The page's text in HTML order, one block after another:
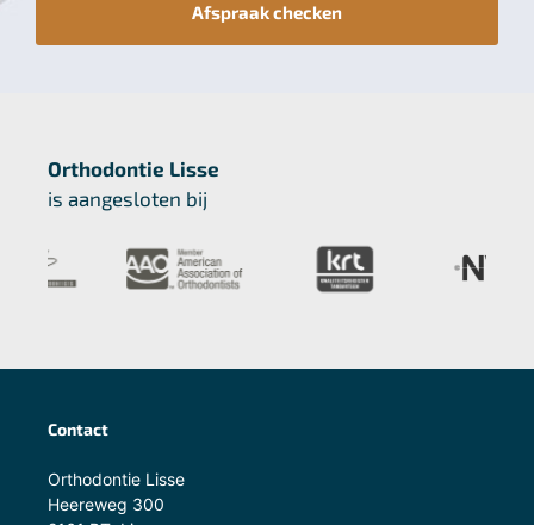
Afspraak checken
Orthodontie Lisse
is aangesloten bij
Contact
Orthodontie Lisse
Heereweg 300